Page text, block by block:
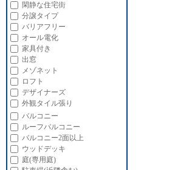
閑静な住宅街
分譲タイプ
バリアフリー
オール電化
家具付き
出窓
メゾネット
ロフト
デザイナーズ
外観タイル張り
バルコニー
ルーフバルコニー
バルコニー2面以上
ウッドデッキ
庭(専用庭)